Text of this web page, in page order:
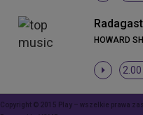
HOWARD
2.00
Copyright © 2015 Play – wszelkie prawa